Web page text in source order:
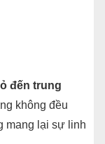
đến trung
không đều
mang lại sự linh